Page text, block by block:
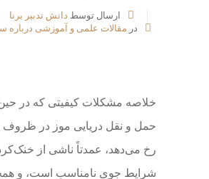
ارسال توسط دانش تدبیر برنا
در مقالات علمی و آموزشی درباره
خلاصه مشکلات کیفیتی که در حین
حمل و نقل دریایی موز در ظروف
رخ می‌دهد، عمدتاً ناشی از
شرایط جوی نامناسب است، و